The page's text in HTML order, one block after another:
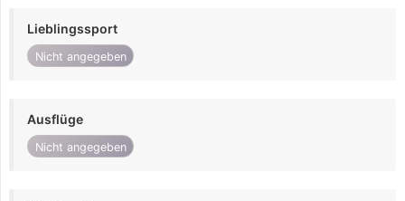
Lieblingssport
Nicht angegeben
Ausflüge
Nicht angegeben